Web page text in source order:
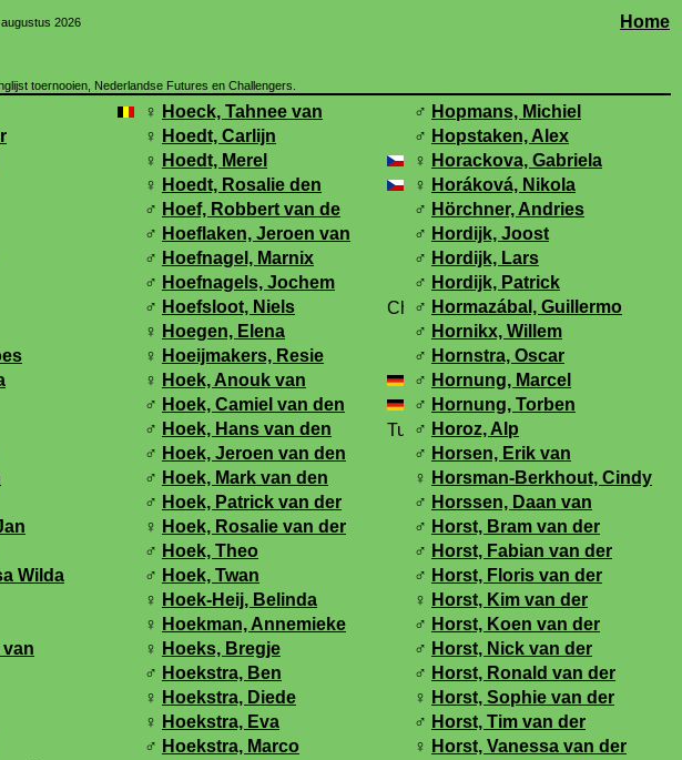
2026 Home
toernooien, Nederlandse Futures en Challengers.
Wilda
van
♀ Hoeck, Tahnee van
♀ Hoedt, Carlijn
♀ Hoedt, Merel
♀ Hoedt, Rosalie den
♂ Hoef, Robbert van de
♂ Hoeflaken, Jeroen van
♂ Hoefnagel, Marnix
♂ Hoefnagels, Jochem
♂ Hoefsloot, Niels
♀ Hoegen, Elena
♀ Hoeijmakers, Resie
♀ Hoek, Anouk van
♂ Hoek, Camiel van den
♂ Hoek, Hans van den
♂ Hoek, Jeroen van den
♂ Hoek, Mark van den
♂ Hoek, Patrick van der
♀ Hoek, Rosalie van der
♂ Hoek, Theo
♂ Hoek, Twan
♀ Hoek-Heij, Belinda
♀ Hoekman, Annemieke
♀ Hoeks, Bregje
♂ Hoekstra, Ben
♀ Hoekstra, Diede
♀ Hoekstra, Eva
♂ Hoekstra, Marco
♂ Hopmans, Michiel
♂ Hopstaken, Alex
♀ Horackova, Gabriela
♀ Horáková, Nikola
♂ Hörchner, Andries
♂ Hordijk, Joost
♂ Hordijk, Lars
♂ Hordijk, Patrick
♂ Hormazábal, Guillermo
♂ Hornikx, Willem
♂ Hornstra, Oscar
♂ Hornung, Marcel
♂ Hornung, Torben
♂ Horoz, Alp
♂ Horsen, Erik van
♀ Horsman-Berkhout, Cindy
♂ Horssen, Daan van
♂ Horst, Bram van der
♂ Horst, Fabian van der
♂ Horst, Floris van der
♀ Horst, Kim van der
♂ Horst, Koen van der
♂ Horst, Nick van der
♂ Horst, Ronald van der
♀ Horst, Sophie van der
♂ Horst, Tim van der
♀ Horst, Vanessa van der